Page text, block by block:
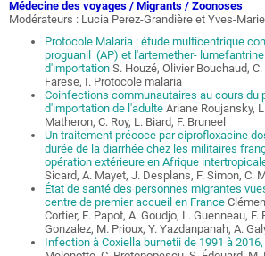
Médecine des voyages / Migrants / Zoonoses
Modérateurs : Lucia Perez-Grandière et Yves-
Protocole Malaria : étude multicentrique
proguanil (AP) et l'artemether-
d'importation S. Houzé, Olivier Bouchaud,
Farese, I. Protocole malaria
Coinfections communautaires au cours du
d'importation de l'adulte Ariane Roujansky,
Matheron, C. Roy, L. Biard, F. Bruneel
Un traitement précoce par ciprofloxacine
durée de la diarrhée chez les militaires
opération extérieure en Afrique
Sicard, A. Mayet, J. Desplans, F. Simon, C.
État de santé des personnes migrantes
centre de premier accueil en France
Cortier, E. Papot, A. Goudjo, L. Guenneau, F.
Gonzalez, M. Prioux, Y. Yazdanpanah, A.
Infection à Coxiella burnetii de 1991 à